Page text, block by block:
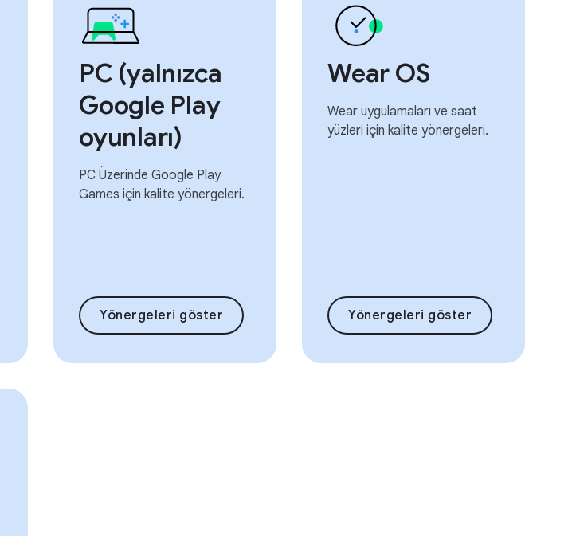
PC (yalnızca
Google Play
oyunları)
PC Üzerinde Google Play
Games için kalite yönergeleri.
Yönergeleri göster
Wear OS
Wear uygulamaları ve saat
yüzleri için kalite yönergeleri.
Yönergeleri göster